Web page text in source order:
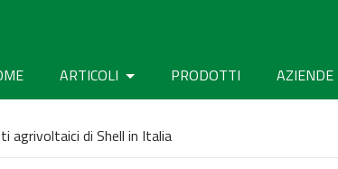
ARTICOLI PRODOTTI AZIENDE
agrivoltaici di Shell in Italia